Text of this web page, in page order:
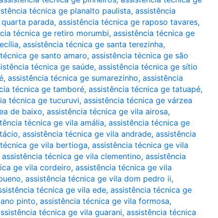
técnica ge planalto paulista, assistência
parada, assistência técnica ge raposo tavares,
técnica ge retiro morumbi, assistência técnica ge
, assistência técnica ge santa terezinha,
ge santo amaro, assistência técnica ge são
técnica ge saúde, assistência técnica ge sítio
, assistência técnica ge sumarezinho, assistência
técnica ge tamboré, assistência técnica ge tatuapé,
técnica ge tucuruvi, assistência técnica ge várzea
de baixo, assistência técnica ge vila airosa,
técnica ge vila amália, assistência técnica ge
, assistência técnica ge vila andrade, assistência
ge vila bertioga, assistência técnica ge vila
assistência técnica ge vila clementino, assistência
ge vila cordeiro, assistência técnica ge vila
, assistência técnica ge vila dom pedro ii,
técnica ge vila ede, assistência técnica ge
pinto, assistência técnica ge vila formosa,
técnica ge vila guarani, assistência técnica